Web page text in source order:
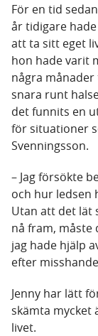
För en tid
år tidigare
att ta sitt eget
hon hade varit
några
snara runt
det funnits en
för situationer
Svenningsson.
– Jag försökte
och hur ledsen
Utan att det lät
nå fram, måste
jag hade hjälp
efter
Jenny har lätt
skämta mycket
livet.